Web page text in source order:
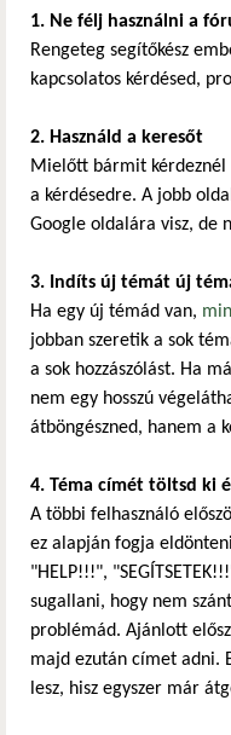
1. Ne félj használni a
Rengeteg segítőkész
kapcsolatos kérdésed,
2. Használd a keresőt
Mielőtt bármit kérdeznél
a kérdésedre. A jobb
Google oldalára visz, de
3. Indíts új témát új
Ha egy új témád van,
jobban szeretik a sok
a sok hozzászólást. Ha
nem egy hosszú
átböngészned, hanem a
4. Téma címét töltsd ki
A többi felhasználó
ez alapján fogja
"HELP!!!",
sugallani, hogy nem
problémád. Ajánlott
majd ezután címet adni.
lesz, hisz egyszer már